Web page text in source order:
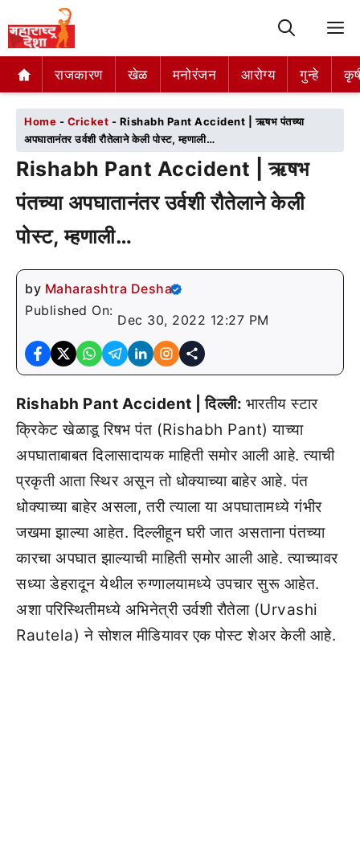
राजकारण खेळ मनोरंजन आरोग्य गुन्हे
राजकारण खेळ मनोरंजन आरोग्य गुन्हे
Home - Cricket - Rishabh Pant Accident | ऋषभ पंतच्या
अपघातानंतर उर्वशी रौतेलाने केली पोस्ट, म्हणाली…
Rishabh Pant Accident | ऋषभ
पंतच्या अपघातानंतर उर्वशी रौतेलाने केली
पोस्ट, म्हणाली…
by Maharashtra Desha
Published On:
Dec 30, 2022 12:27 PM
Rishabh Pant Accident | दिल्ली: भारतीय स्टार
क्रिकेट खेळाडू रिषभ पंत (Rishabh Pant) याच्या
अपघाताबाबत दिलासादायक माहिती समोर आली आहे. त्याची
प्रकृती आता स्थिर असून तो धोक्याच्या बाहेर आहे. पंत
धोक्याच्या बाहेर असला, तरी त्याला या अपघातामध्ये गंभीर
जखमा झाल्या आहेत. दिल्लीहून घरी जात असताना पंतच्या
कारचा अपघात झाल्याची माहिती समोर आली आहे. त्याच्यावर
सध्या डेहरादून येथील रुग्णालयामध्ये उपचार सुरू आहेत.
अशा परिस्थितीमध्ये अभिनेत्री उर्वशी रौतेला (Urvashi
Rautela) ने सोशल मीडियावर एक पोस्ट शेअर केली आहे.